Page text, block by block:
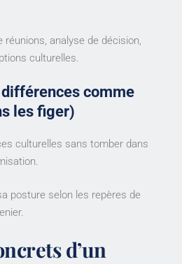
réunions, analyse de décision,
culturelles.
comme
les figer)
culturelles sans tomber dans
posture selon les repères de
d’un